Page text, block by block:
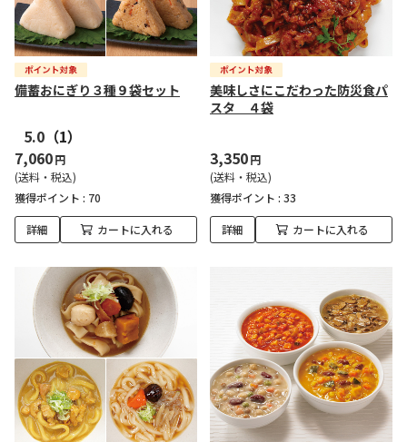
備蓄おにぎり３種９袋セット
5.0 （1）
7,060円
(送料・税込)
獲得ポイント : 70
詳細 カートに入れる
美味しさにこだわった防災食パ
スタ ４袋
3,350円
(送料・税込)
獲得ポイント : 33
詳細 カートに入れる